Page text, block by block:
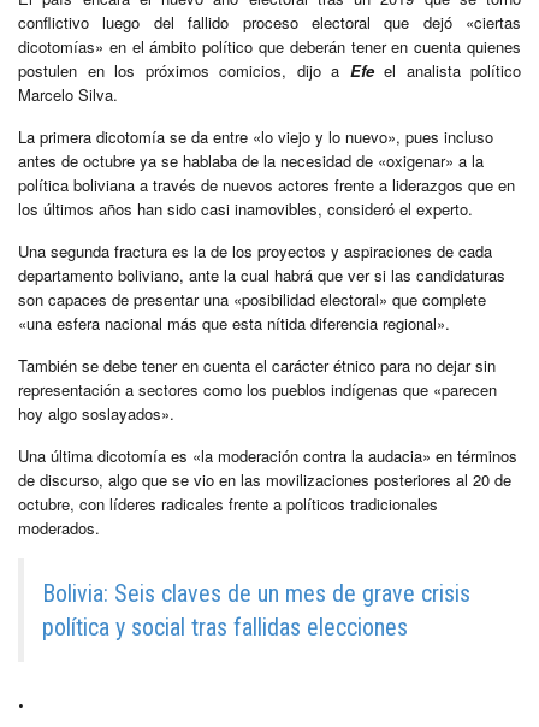
conflictivo luego del fallido proceso electoral que dejó «ciertas
dicotomías» en el ámbito político que deberán tener en cuenta quienes
postulen en los próximos comicios, dijo a Efe el analista político
Marcelo Silva.
La primera dicotomía se da entre «lo viejo y lo nuevo», pues incluso
antes de octubre ya se hablaba de la necesidad de «oxigenar» a la
política boliviana a través de nuevos actores frente a liderazgos que en
los últimos años han sido casi inamovibles, consideró el experto.
Una segunda fractura es la de los proyectos y aspiraciones de cada
departamento boliviano, ante la cual habrá que ver si las candidaturas
son capaces de presentar una «posibilidad electoral» que complete
«una esfera nacional más que esta nítida diferencia regional».
También se debe tener en cuenta el carácter étnico para no dejar sin
representación a sectores como los pueblos indígenas que «parecen
hoy algo soslayados».
Una última dicotomía es «la moderación contra la audacia» en términos
de discurso, algo que se vio en las movilizaciones posteriores al 20 de
octubre, con líderes radicales frente a políticos tradicionales
moderados.
Bolivia: Seis claves de un mes de grave crisis
política y social tras fallidas elecciones
.